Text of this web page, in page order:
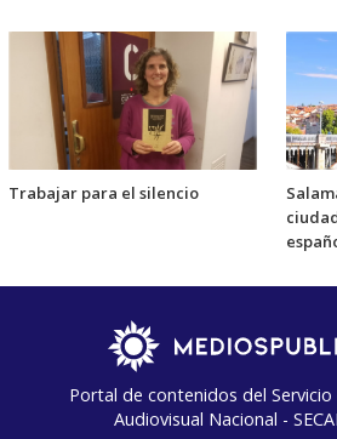
Trabajar para el silencio
Portal de contenidos del Servicio
Audiovisual Nacional -